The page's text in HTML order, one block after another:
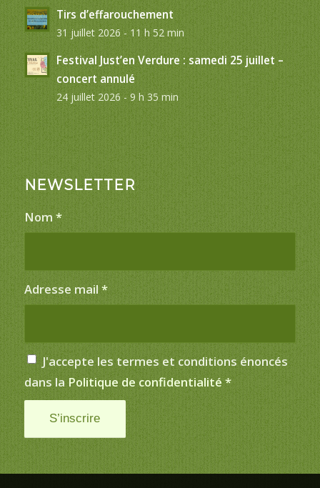
Tirs d’effarouchement
31 juillet 2026 - 11 h 52 min
Festival Just’en Verdure : samedi 25 juillet –
concert annulé
24 juillet 2026 - 9 h 35 min
NEWSLETTER
Nom *
Adresse mail *
J'accepte les termes et conditions énoncés
dans la Politique de confidentialité *